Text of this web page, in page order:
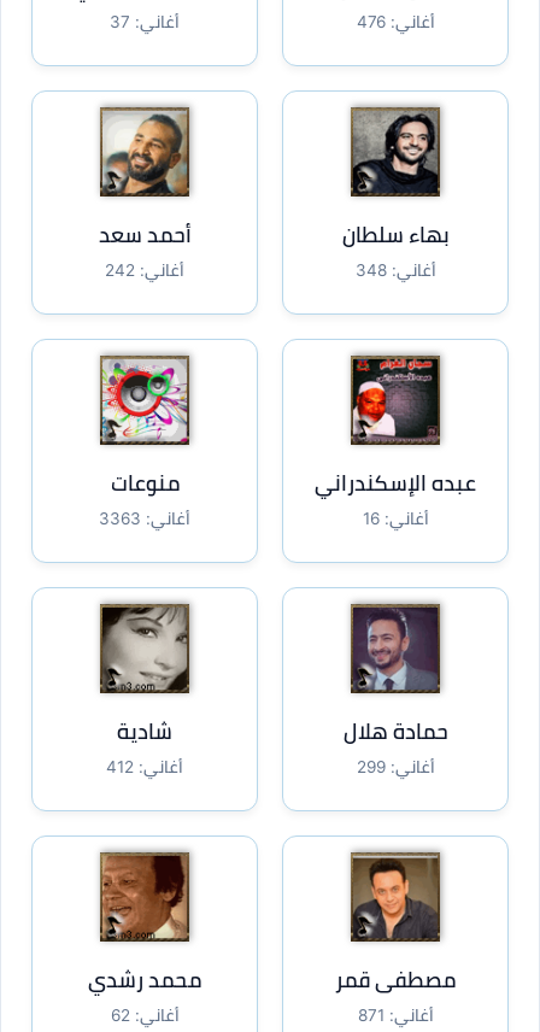
أغاني: 476 أغاني: 37
بهاء سلطان
أغاني: 348
أحمد سعد
أغاني: 242
عبده الإسكندراني
أغاني: 16
منوعات
أغاني: 3363
حمادة هلال
أغاني: 299
شادية
أغاني: 412
مصطفى قمر
أغاني: 871
محمد رشدي
أغاني: 62